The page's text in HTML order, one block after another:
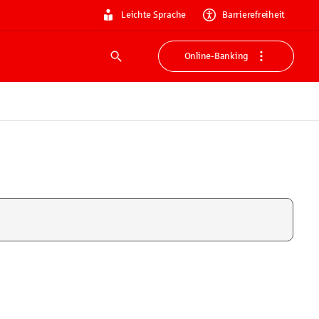
Leichte Sprache Barrierefreiheit
Suche
Online-Banking